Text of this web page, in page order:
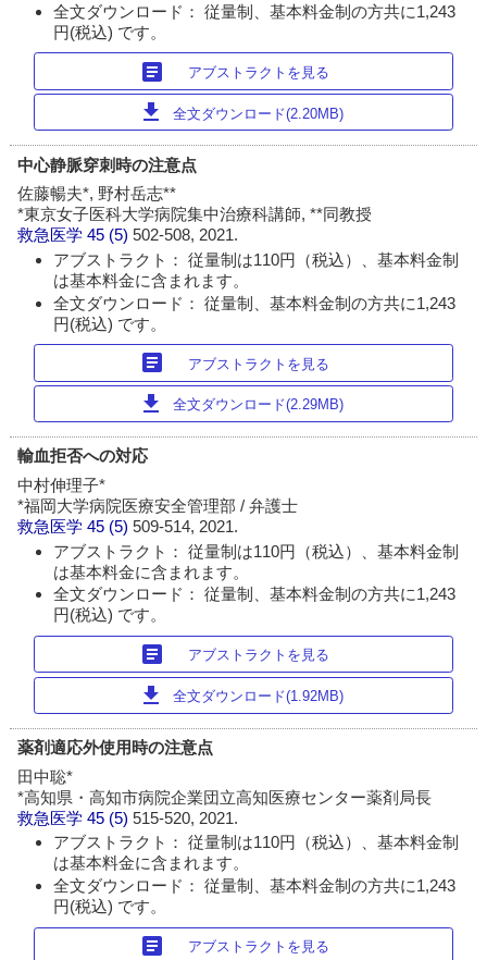
全文ダウンロード： 従量制、基本料金制の方共に1,243
円(税込) です。
article アブストラクトを見る
download 全文ダウンロード(2.20MB)
中心静脈穿刺時の注意点
佐藤暢夫*, 野村岳志**
*東京女子医科大学病院集中治療科講師, **同教授
救急医学 45 (5)502-508, 2021.
アブストラクト： 従量制は110円（税込）、基本料金制
は基本料金に含まれます。
全文ダウンロード： 従量制、基本料金制の方共に1,243
円(税込) です。
article アブストラクトを見る
download 全文ダウンロード(2.29MB)
輸血拒否への対応
中村伸理子*
*福岡大学病院医療安全管理部 / 弁護士
救急医学 45 (5)509-514, 2021.
アブストラクト： 従量制は110円（税込）、基本料金制
は基本料金に含まれます。
全文ダウンロード： 従量制、基本料金制の方共に1,243
円(税込) です。
article アブストラクトを見る
download 全文ダウンロード(1.92MB)
薬剤適応外使用時の注意点
田中聡*
*高知県・高知市病院企業団立高知医療センター薬剤局長
救急医学 45 (5)515-520, 2021.
アブストラクト： 従量制は110円（税込）、基本料金制
は基本料金に含まれます。
全文ダウンロード： 従量制、基本料金制の方共に1,243
円(税込) です。
article アブストラクトを見る